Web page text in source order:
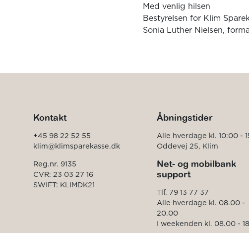
Med venlig hilsen
Bestyrelsen for Klim
Sonia Luther Nielsen,
Kontakt
+45 98 22 52 55
klim@klimsparekasse.dk
Reg.nr. 9135
CVR: 23 03 27 16
SWIFT: KLIMDK21
Åbningstider
Alle hverdage kl. 10:00 -
Oddevej 25, Klim
Net- og mobilbank
support
Tlf. 79 13 77 37
Alle hverdage kl. 08.00 -
20.00
I weekenden kl. 08.00 -